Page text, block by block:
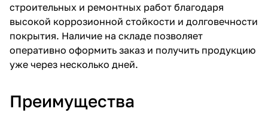
строительных и ремонтных работ благодаря
высокой коррозионной стойкости и долговечности
покрытия. Наличие на складе позволяет
оперативно оформить заказ и получить продукцию
уже через несколько дней.
Преимущества